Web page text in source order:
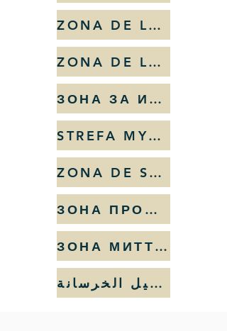
ZONA DE LAVADO DE HORMIGÓN
ZONA DE LAVAGEM DE BETÃO
ЗОНА ЗА ИЗМИВАНЕ НА БЕТОН
STREFA MYCIA BETONU
ZONA DE SPĂLARE A BETONULUI
ЗОНА ПРОМЫВКИ БЕТОНА
ЗОНА МИТТЯ БЕТОНУ
منطقة غسيل الخرسانة